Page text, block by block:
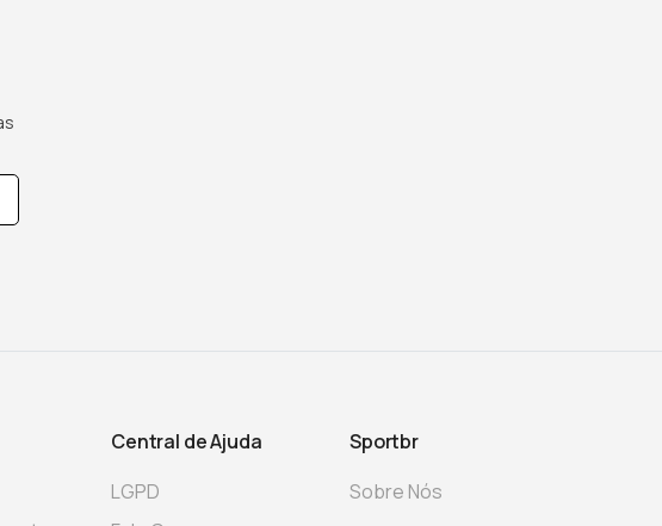
Central de Ajuda
LGPD
Sportbr
Sobre Nós